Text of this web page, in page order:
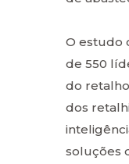
O estudo
de 550
do
dos
soluções